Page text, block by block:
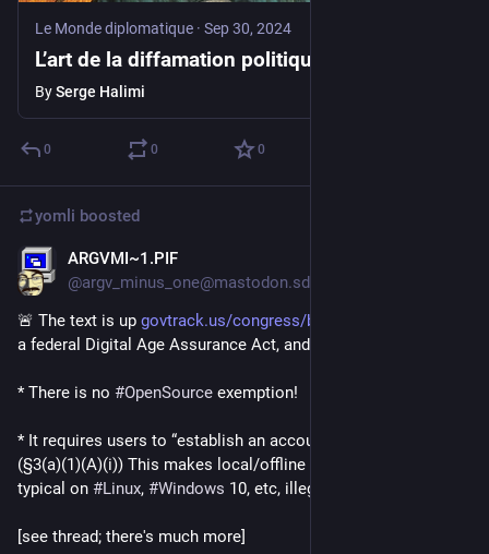
Le Monde diplomatique · Sep 30, 2024
L’art de la diffamation politique
BySerge Halimi
0 0 0
yomli boosted
ARGVMI~1.PIF
@argv_minus_one@mastodon.sdf.org
🚨 The text is up govtrack.us/congress/bills/119
a federal Digital Age Assurance Act, and it is very not good:
* There is no #OpenSource exemption!
* It requires users to “establish an account with the provider”.
(§3(a)(1)(A)(i)) This makes local/offline accounts, as is
typical on #Linux, #Windows 10, etc, illegal.
[see thread; there's much more]